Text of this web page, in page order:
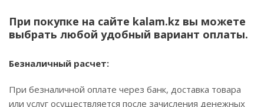
При покупке на сайте kalam.kz вы можете
выбрать любой удобный вариант оплаты.
Безналичный расчет:
При безналичной оплате через банк, доставка товара
или услуг осуществляется после зачисления денежных